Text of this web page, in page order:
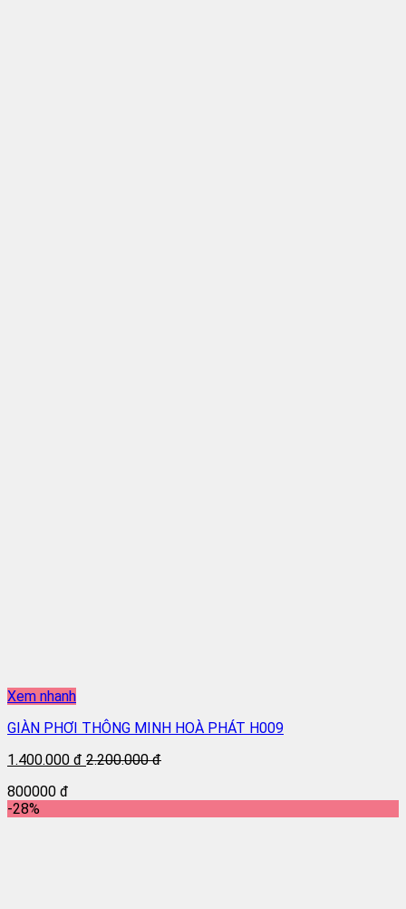
Xem nhanh
GIÀN PHƠI THÔNG MINH HOÀ PHÁT H009
1.400.000 đ 2.200.000 đ
800000 đ
-28%